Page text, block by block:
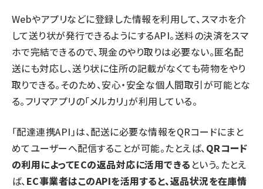
Webやアプリなどに登録した情報を利用して、スマホを介
して送り状が発行できるようにするAPI。送料の決済をスマ
ホで完結できるので、現金のやり取りは必要ない。匿名配
送にも対応し、送り状に住所の記載がなくても荷物をやり
取りできる。そのため、安心・安全な個人間取引が可能とな
る。フリマアプリの「メルカリ」が利用している。
「配達連携API」は、配送に必要な情報をQRコードにまと
めてユーザーへ配信することが可能。たとえば、QRコード
の利用によってECの返品対応に活用できる という。たとえ
ば、EC事業者はこのAPIを活用すると、返品状況を在庫情